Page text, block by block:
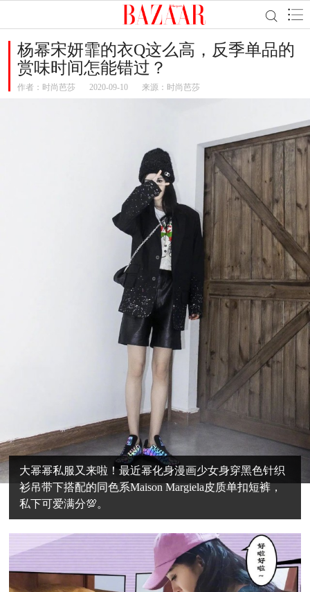
杨幂宋妍霏的衣Q这么高，反季单品的
赏味时间怎能错过？
作者： 时尚芭莎 2020-09-10 来源：时尚芭莎
大幂幂私服又来啦！最近幂化身漫画少女身穿黑色针织
衫吊带下搭配的同色系Maison Margiela皮质单扣短裤，
私下可爱满分💯。